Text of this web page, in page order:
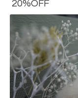
20%OFF